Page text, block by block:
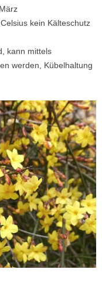
kein Kälteschutz
kann mittels
werden, Kübelhaltung